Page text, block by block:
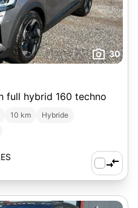
30
full hybrid 160 techno
10 km
Hybride